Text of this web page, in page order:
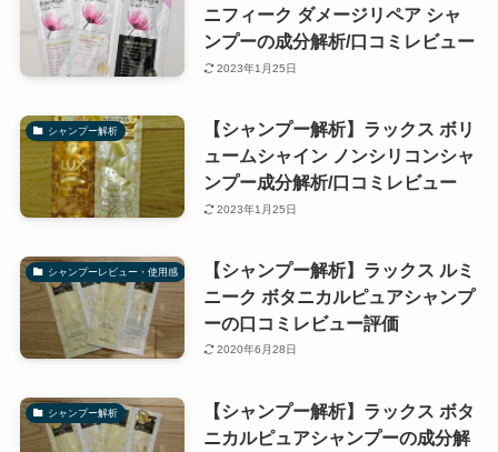
ニフィーク ダメージリペア シャ
ンプーの成分解析/口コミレビュー
2023年1月25日
シャンプー解析
【シャンプー解析】ラックス ボリ
ュームシャイン ノンシリコンシャ
ンプー成分解析/口コミレビュー
2023年1月25日
シャンプーレビュー・使用感
【シャンプー解析】ラックス ルミ
ニーク ボタニカルピュアシャンプ
ーの口コミレビュー評価
2020年6月28日
シャンプー解析
【シャンプー解析】ラックス ボタ
ニカルピュアシャンプーの成分解